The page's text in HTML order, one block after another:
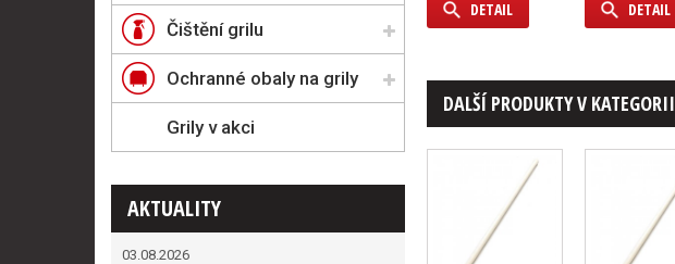
DETAIL DETAIL
DALŠÍ PRODUKTY V KATEGORII
Čištění grilu
Ochranné obaly na grily
Grily v akci
AKTUALITY
03.08.2026